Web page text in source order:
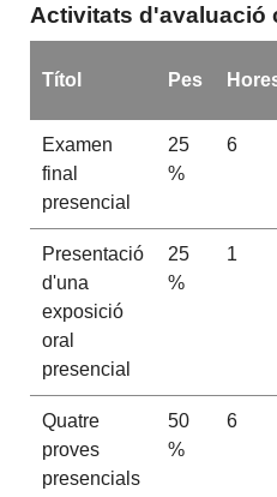
Activitats d'avaluació
Títol Pes
Examen
final
presencial
25
%
6
Presentació
d'una
exposició
oral
presencial
25
%
1
Quatre
proves
presencials
50
%
6